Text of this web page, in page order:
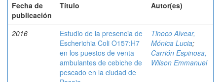
Fecha de
publicación
Título Autor(es)
2016
Estudio de la presencia de
Escherichia Coli O157:H7
en los puestos de venta
ambulantes de cebiche de
pescado en la ciudad de
Tinoco Alvear,
Mónica Lucia;
Carrión Espinosa,
Wilson Emmanuel